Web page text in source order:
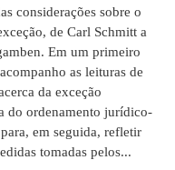
considerações sobre o
de Carl Schmitt a
Em um primeiro
as leituras de
da exceção
do ordenamento jurídico-
em seguida, refletir
tomadas pelos...